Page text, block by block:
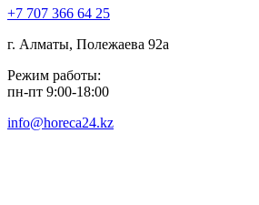
+7 707 366 64 25
г. Алматы, Полежаева 92а
Режим работы:
пн-пт 9:00-18:00
info@horeca24.kz